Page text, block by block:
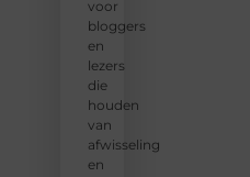
voor
bloggers
en
lezers
die
houden
van
afwisseling
en